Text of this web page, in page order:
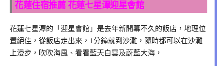
花蓮住宿推薦 花蓮七星潭迎星會館
花蓮七星潭的「迎星會館」是去年新開幕不久的飯店，地理位
置絕佳，從飯店走出來，1分鐘就到沙灘，隨時都可以在沙灘
上漫步，吹吹海風、看看藍天白雲及蔚藍大海，